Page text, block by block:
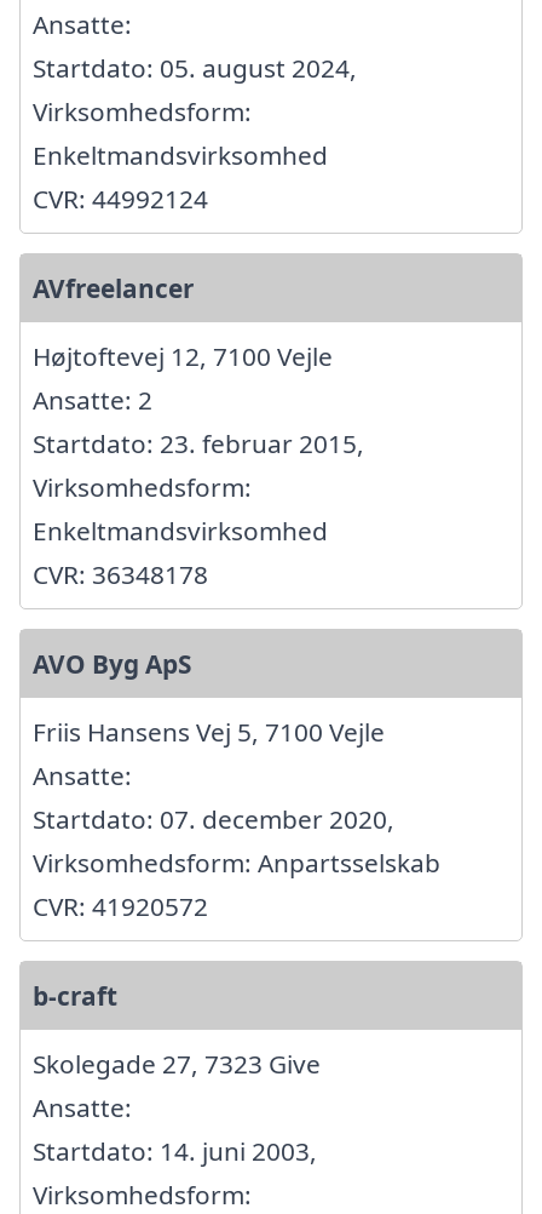
Ansatte:
Startdato: 05. august 2024,
Virksomhedsform:
Enkeltmandsvirksomhed
CVR: 44992124
AVfreelancer
Højtoftevej 12, 7100 Vejle
Ansatte: 2
Startdato: 23. februar 2015,
Virksomhedsform:
Enkeltmandsvirksomhed
CVR: 36348178
AVO Byg ApS
Friis Hansens Vej 5, 7100 Vejle
Ansatte:
Startdato: 07. december 2020,
Virksomhedsform: Anpartsselskab
CVR: 41920572
b-craft
Skolegade 27, 7323 Give
Ansatte:
Startdato: 14. juni 2003,
Virksomhedsform: